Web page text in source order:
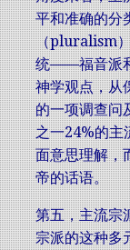
平和准确的分
（pluralism
统——福音派
神学观点，从
的一项调查问
之一24%的主
面意思理解，
帝的话语。
第五，主流宗
宗派的这种多